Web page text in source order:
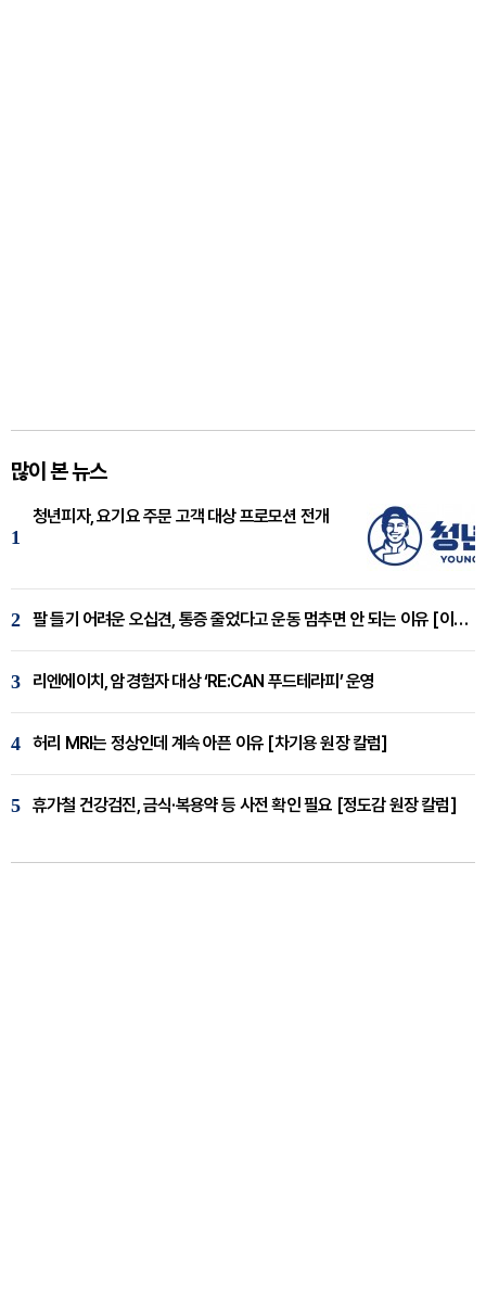
많이 본 뉴스
1
청년피자, 요기요 주문 고객 대상 프로모션 전개
2 팔 들기 어려운 오십견, 통증 줄었다고 운동 멈추면 안 되는 이유 [이병욱 원장 칼럼]
3 리엔에이치, 암경험자 대상 ‘RE:CAN 푸드테라피’ 운영
4 허리 MRI는 정상인데 계속 아픈 이유 [차기용 원장 칼럼]
5 휴가철 건강검진, 금식·복용약 등 사전 확인 필요 [정도감 원장 칼럼]